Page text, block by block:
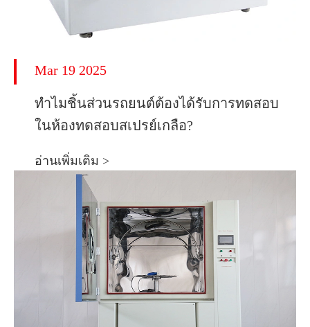
Mar 19 2025
ทำไมชิ้นส่วนรถยนต์ต้องได้รับการทดสอบ
ในห้องทดสอบสเปรย์เกลือ?
อ่านเพิ่มเติม >